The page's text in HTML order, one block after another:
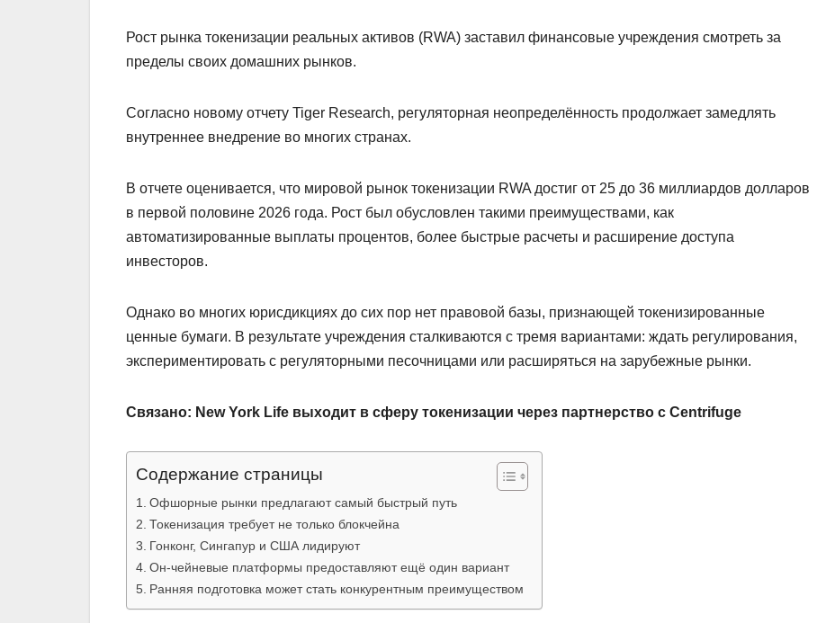
Рост рынка токенизации реальных активов (RWA) заставил финансовые учреждения смотреть за
пределы своих домашних рынков.
Согласно новому отчету Tiger Research, регуляторная неопределённость продолжает замедлять
внутреннее внедрение во многих странах.
В отчете оценивается, что мировой рынок токенизации RWA достиг от 25 до 36 миллиардов долларов
в первой половине 2026 года. Рост был обусловлен такими преимуществами, как
автоматизированные выплаты процентов, более быстрые расчеты и расширение доступа
инвесторов.
Однако во многих юрисдикциях до сих пор нет правовой базы, признающей токенизированные
ценные бумаги. В результате учреждения сталкиваются с тремя вариантами: ждать регулирования,
экспериментировать с регуляторными песочницами или расширяться на зарубежные рынки.
Связано: New York Life выходит в сферу токенизации через партнерство с Centrifuge
Содержание страницы
Офшорные рынки предлагают самый быстрый путь
Токенизация требует не только блокчейна
Гонконг, Сингапур и США лидируют
Он-чейневые платформы предоставляют ещё один вариант
Ранняя подготовка может стать конкурентным преимуществом